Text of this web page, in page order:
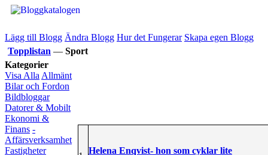
Lägg till Blogg Ändra Blogg Hur det Fungerar Skapa egen Blogg
Topplistan — Sport
Kategorier
Visa Alla Allmänt
Bilar och Fordon
Bildbloggar
Datorer & Mobilt
Ekonomi &
Finans -
Affärsverksamhet
Fastigheter
Helena Enqvist- hon som cyklar lite